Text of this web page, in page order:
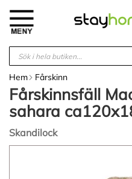
innehållet
Hem Fårskinn
Fårskinnsfäll
sahara
Skandilock